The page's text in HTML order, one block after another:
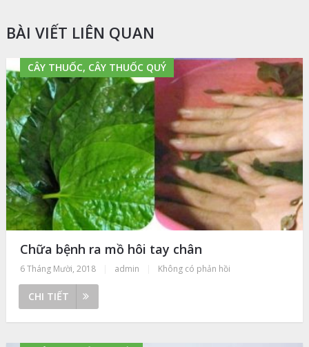
BÀI VIẾT LIÊN QUAN
CÂY THUỐC, CÂY THUỐC QUÝ
Chữa bệnh ra mồ hôi tay chân
6 Tháng Mười, 2018 admin Không có phản hồi
CHI TIẾT